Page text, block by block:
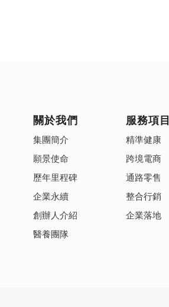
關於我們
集團簡介
願景使命
歷年里程碑
企業永續
創辦人介紹
醫養團隊
服務項目
精準健康
跨境電商
通路零售
整合行銷
企業落地